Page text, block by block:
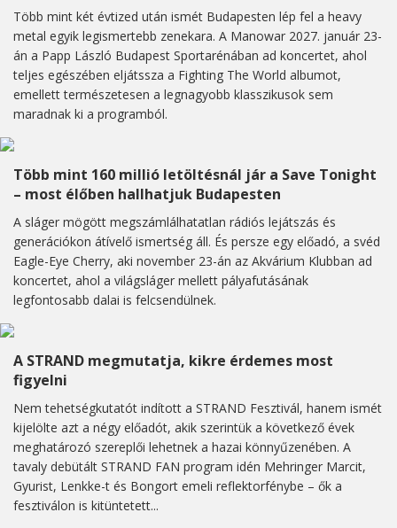
Több mint két évtized után ismét Budapesten lép fel a heavy
metal egyik legismertebb zenekara. A Manowar 2027. január 23-
án a Papp László Budapest Sportarénában ad koncertet, ahol
teljes egészében eljátssza a Fighting The World albumot,
emellett természetesen a legnagyobb klasszikusok sem
maradnak ki a programból.
Több mint 160 millió letöltésnál jár a Save Tonight
– most élőben hallhatjuk Budapesten
A sláger mögött megszámlálhatatlan rádiós lejátszás és
generációkon átívelő ismertség áll. És persze egy előadó, a svéd
Eagle-Eye Cherry, aki november 23-án az Akvárium Klubban ad
koncertet, ahol a világsláger mellett pályafutásának
legfontosabb dalai is felcsendülnek.
A STRAND megmutatja, kikre érdemes most
figyelni
Nem tehetségkutatót indított a STRAND Fesztivál, hanem ismét
kijelölte azt a négy előadót, akik szerintük a következő évek
meghatározó szereplői lehetnek a hazai könnyűzenében. A
tavaly debütált STRAND FAN program idén Mehringer Marcit,
Gyurist, Lenkke-t és Bongort emeli reflektorfénybe – ők a
fesztiválon is kitüntetett...